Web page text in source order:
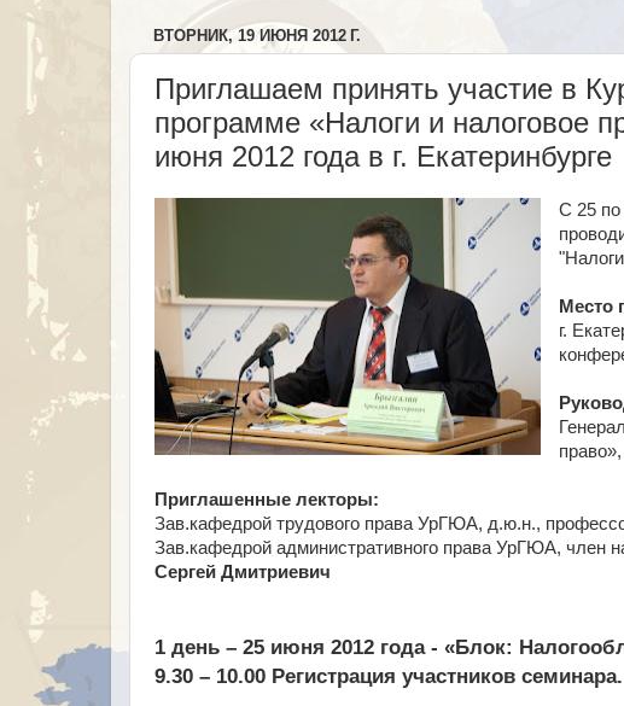
ВТОРНИК, 19 ИЮНЯ 2012 Г.
Приглашаем принять участие в
программе «Налоги и налоговое
июня 2012 года в г. Екатеринбурге
С 25 по
Место
г.
Приглашенные лекторы:
Зав.кафедрой трудового права УрГЮА, д.ю.н.,
Зав.кафедрой административного права УрГЮА, член
Сергей Дмитриевич
1 день – 25 июня 2012 года - «Блок:
9.30 – 10.00 Регистрация участников семинара.